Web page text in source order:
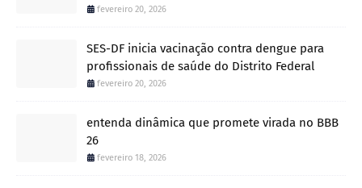
fevereiro 20, 2026
SES-DF inicia vacinação contra dengue para
profissionais de saúde do Distrito Federal
fevereiro 20, 2026
entenda dinâmica que promete virada no BBB
26
fevereiro 18, 2026